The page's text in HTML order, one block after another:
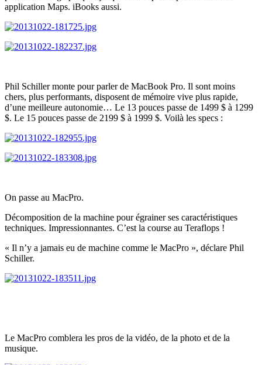
application Maps. iBooks aussi.
Phil Schiller monte pour parler de MacBook Pro. Il sont moins
chers, plus performants, disposent de mémoire vive plus rapide,
d’une meilleure autonomie… Le 13 pouces passe de 1499 $ à 1299
$. Le 15 pouces passe de 2199 $ à 1999 $. Voilà les specs :
On passe au MacPro.
Décomposition de la machine pour égrainer ses caractéristiques
techniques. Impressionnantes. C’est la course au Teraflops !
« Il n’y a jamais eu de machine comme le MacPro », déclare Phil
Schiller.
Le MacPro comblera les pros de la vidéo, de la photo et de la
musique.